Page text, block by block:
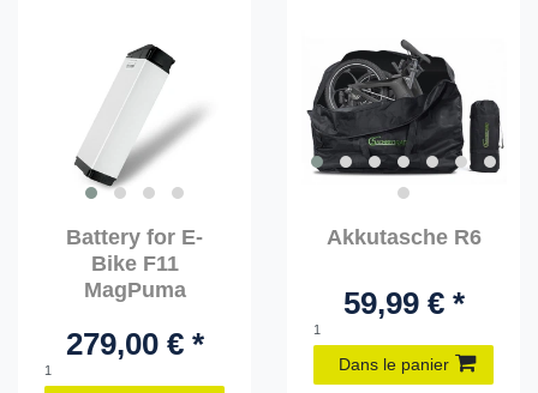
Battery for E-
Bike F11
MagPuma
279,00 € *
1
Akkutasche R6
59,99 € *
1
Dans le panier